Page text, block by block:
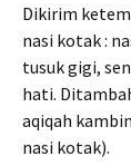
Dikirim
nasi kotak :
tusuk gigi,
hati.
aqiqah
nasi kotak).